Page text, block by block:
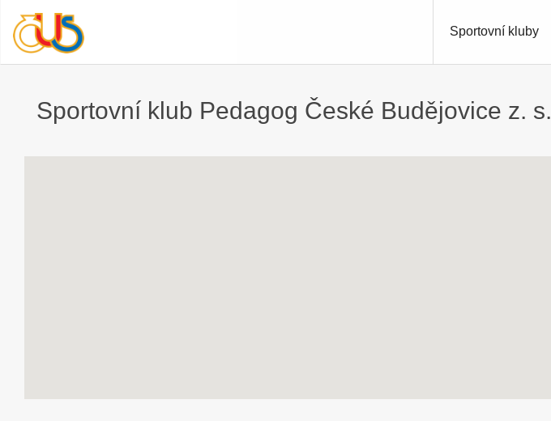
Sportovní kluby
Sportovní klub Pedagog České Budějovice z. s.